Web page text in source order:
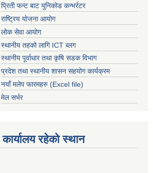
प्रिती फन्ट बाट युनिकोड कन्भर्रटर
राष्ट्रिय योजना आयोग
लोक सेवा आयोग
स्थानीय तहको लागि ICT ब्लग
स्थानीय पूर्वाधार तथा कृषि सडक विभाग
प्रदेश तथा स्थानीय शासन सहयोग कार्यक्रम
नयाँ मलेप फारमहरु (Excel file)
मेल सर्भर
कार्यालय रहेको स्थान